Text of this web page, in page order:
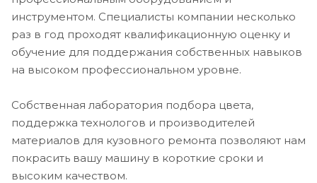
инструментом. Специалисты компании несколько
раз в год проходят квалификационную оценку и
обучение для поддержания собственных навыков
на высоком профессиональном уровне.
Собственная лаборатория подбора цвета,
поддержка технологов и производителей
материалов для кузовного ремонта позволяют нам
покрасить вашу машину в короткие сроки и
высоким качеством.